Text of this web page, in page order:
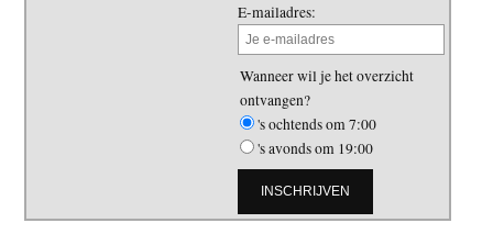
E-mailadres:
Wanneer wil je het overzicht
ontvangen?
's ochtends om 7:00
's avonds om 19:00